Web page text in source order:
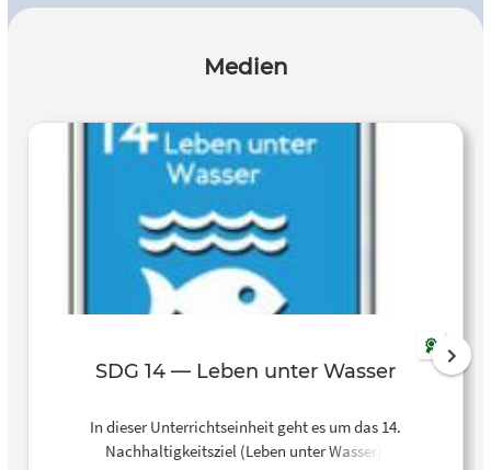
Medien
SDG 14 — Leben unter Wasser
In dieser Unterrichtseinheit geht es um das 14.
Nachhaltigkeitsziel (Leben unter Wasser).